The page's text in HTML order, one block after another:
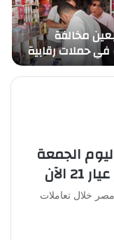
مخالفة
في حملات رقابية
الوادي
الجمعة
خلال تعاملات